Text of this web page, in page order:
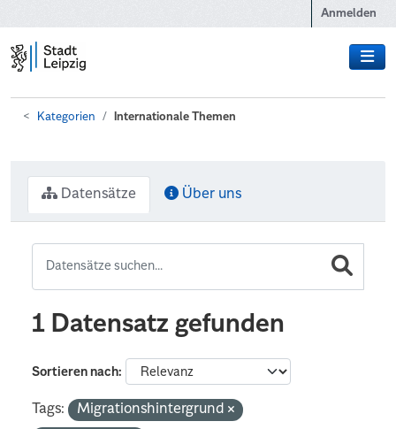
Anmelden
Kategorien Internationale Themen
Datensätze Über uns
1 Datensatz gefunden
Sortieren nach
Tags:
Migrationshintergrund